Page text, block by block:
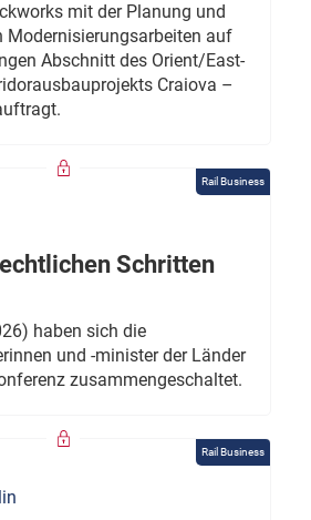
mit der Planung und
Modernisierungsarbeiten auf
Abschnitt des Orient/East-
Craiova –
Rail Business
Schritten
haben sich die
und -minister der Länder
zusammengeschaltet.
Rail Business